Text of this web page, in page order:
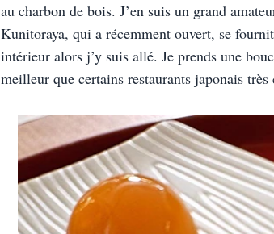
au charbon de bois. J’en suis un grand
Kunitoraya, qui a récemment ouvert, se
intérieur alors j’y suis allé. Je prends une
meilleur que certains restaurants japonais très